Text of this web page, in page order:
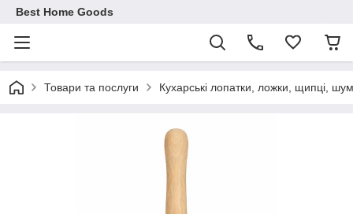
Best Home Goods
Товари та послуги Кухарські лопатки, ложки, щипці,